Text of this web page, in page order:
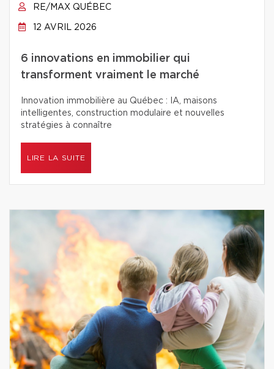
RE/MAX QUÉBEC
12 AVRIL 2026
6 innovations en immobilier qui
transforment vraiment le marché
Innovation immobilière au Québec : IA, maisons
intelligentes, construction modulaire et nouvelles
stratégies à connaître
LIRE LA SUITE